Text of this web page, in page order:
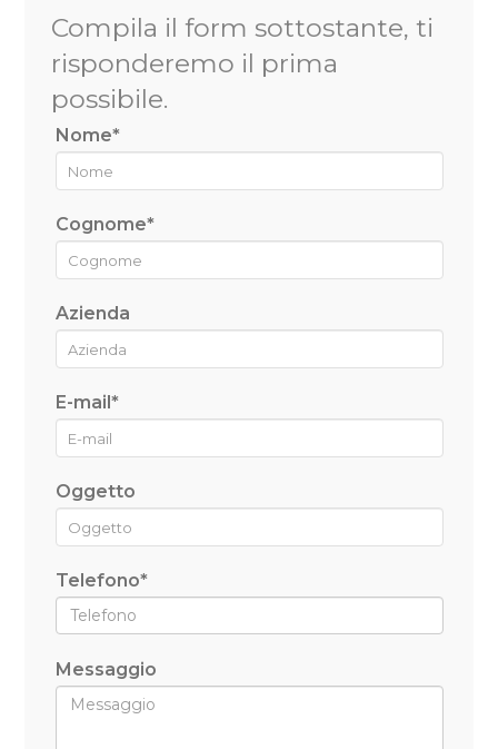
Compila il form sottostante, ti
risponderemo il prima
possibile.
Nome*
Cognome*
Azienda
E-mail*
Oggetto
Telefono*
Messaggio